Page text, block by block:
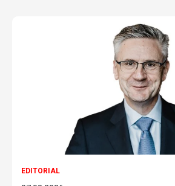
EDITORIAL